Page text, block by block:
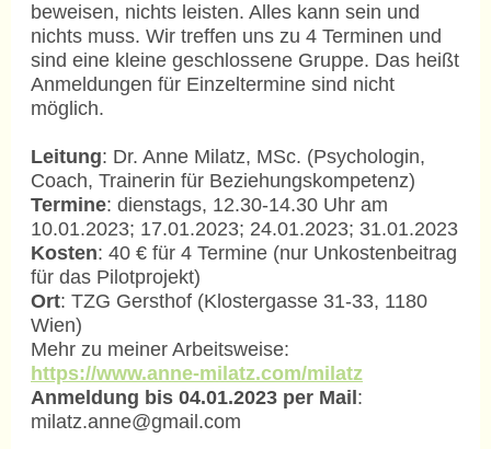
beweisen, nichts leisten. Alles kann sein und
nichts muss. Wir treffen uns zu 4 Terminen und
sind eine kleine geschlossene Gruppe. Das heißt
Anmeldungen für Einzeltermine sind nicht
möglich.
Leitung: Dr. Anne Milatz, MSc. (Psychologin,
Coach, Trainerin für Beziehungskompetenz)
Termine: dienstags, 12.30-14.30 Uhr am
10.01.2023; 17.01.2023; 24.01.2023; 31.01.2023
Kosten: 40 € für 4 Termine (nur Unkostenbeitrag
für das Pilotprojekt)
Ort: TZG Gersthof (Klostergasse 31-33, 1180
Wien)
Mehr zu meiner Arbeitsweise:
https://www.anne-milatz.com/milatz
Anmeldung bis 04.01.2023 per Mail :
milatz.anne@gmail.com